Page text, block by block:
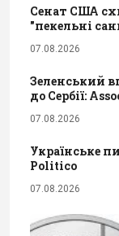
Сенат США
"пекельні
07.08.2026
Зеленський
до Сербії:
07.08.2026
Українське
Politico
07.08.2026